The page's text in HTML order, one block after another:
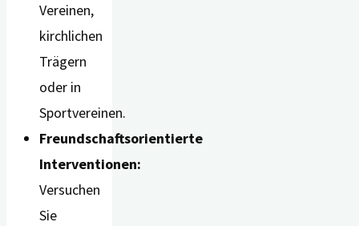
Vereinen,
kirchlichen
Trägern
oder in
Sportvereinen.
Freundschaftsorientierte
Interventionen:
Versuchen
Sie